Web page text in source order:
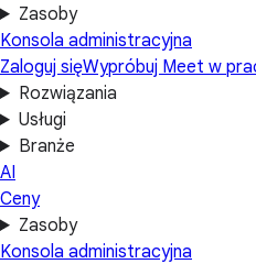
Zasoby
Konsola administracyjna
Zaloguj sięWypróbuj Meet w
Rozwiązania
Usługi
Branże
AI
Ceny
Zasoby
Konsola administracyjna